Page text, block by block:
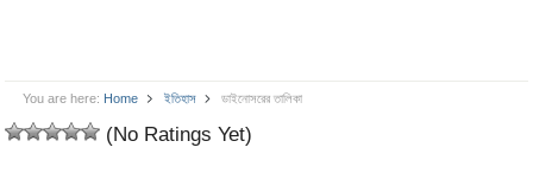
You are here: Home ইতিহাস ডাইনোসরের তালিকা
(No Ratings Yet)